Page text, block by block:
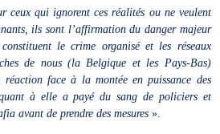
ceux qui ignorent ces réalités ou ne veulent
ils sont l’affirmation du danger majeur
le crime organisé et les réseaux
de nous (la Belgique et les Pays-Bas)
face à la montée en puissance des
à elle a payé du sang de policiers et
avant de prendre des mesures ».